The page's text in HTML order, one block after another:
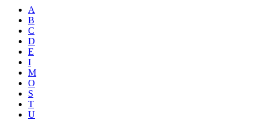
A
B
C
D
E
I
M
O
S
T
U